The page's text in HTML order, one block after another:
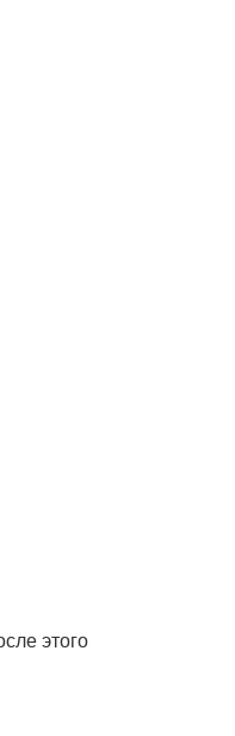
этого